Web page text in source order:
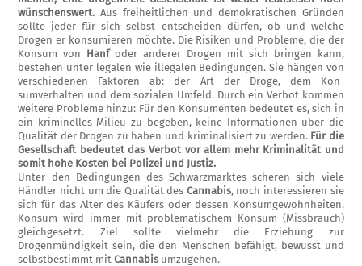
wünschenswert.Aus freiheitlichen und de­mokratischen Gründen
sollte jeder für sich selbst entscheiden dürfen, ob und welche
Drogen er konsumieren möchte. Die Risiken und Probleme, die der
Konsum von Hanfoder anderer Drogen mit sich bringen kann,
bestehen unter legalen wie illegalen Be­dingungen. Sie hängen von
verschiedenen Faktoren ab: der Art der Droge, dem Kon­
sumverhalten und dem sozialen Umfeld. Durch ein Verbot kommen
weitere Probleme hinzu: Für den Konsumenten bedeutet es, sich in
ein kriminelles Milieu zu begeben, keine Informationen über die
Qualität der Drogen zu haben und kriminalisiert zu werden. Für die
Gesellschaft bedeutet das Verbot vor allem mehr Kriminalität und
somit hohe Kosten bei Polizei und Justiz.
Unter den Bedingungen des Schwarzmarktes scheren sich viele
Händler nicht um die Qua­lität des Cannabis, noch interessieren sie
sich für das Alter des Käufers oder dessen Konsumgewohnheiten.
Konsum wird immer mit problematischem Konsum (Missbrauch)
gleichgesetzt. Ziel sollte vielmehr die Erzie­hung zur
Drogenmündigkeit sein, die den Menschen befähigt, bewusst und
selbst­bestimmt mitCannabis umzugehen.